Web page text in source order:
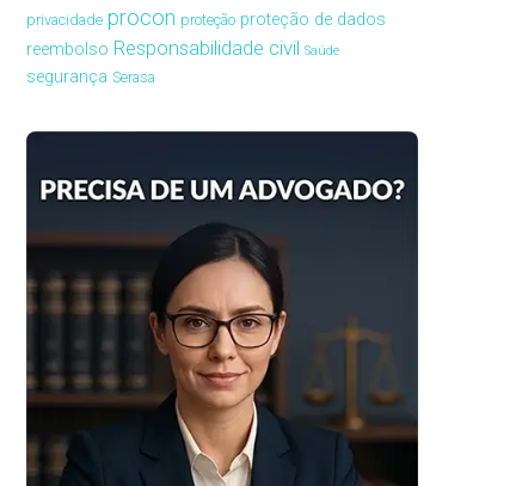
privacidade procon proteção proteção de dados
reembolso Responsabilidade civil Saúde
segurança Serasa